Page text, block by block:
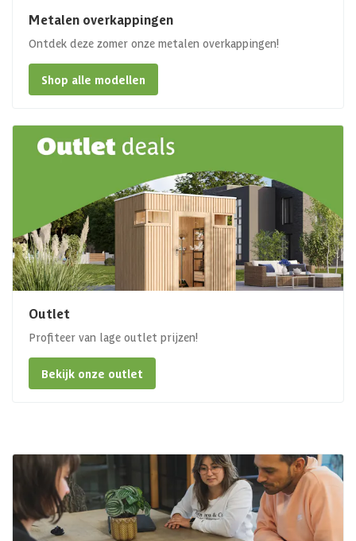
Metalen overkappingen
Ontdek deze zomer onze metalen overkappingen!
Shop alle modellen
Outlet
Profiteer van lage outlet prijzen!
Bekijk onze outlet